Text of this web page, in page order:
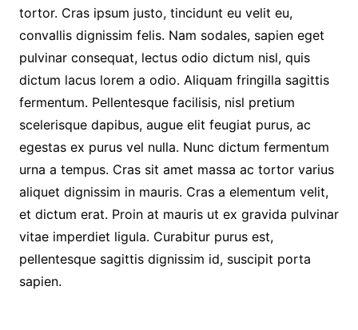
tortor. Cras ipsum justo, tincidunt eu velit eu,
convallis dignissim felis. Nam sodales, sapien eget
pulvinar consequat, lectus odio dictum nisl, quis
dictum lacus lorem a odio. Aliquam fringilla sagittis
fermentum. Pellentesque facilisis, nisl pretium
scelerisque dapibus, augue elit feugiat purus, ac
egestas ex purus vel nulla. Nunc dictum fermentum
urna a tempus. Cras sit amet massa ac tortor varius
aliquet dignissim in mauris. Cras a elementum velit,
et dictum erat. Proin at mauris ut ex gravida pulvinar
vitae imperdiet ligula. Curabitur purus est,
pellentesque sagittis dignissim id, suscipit porta
sapien.